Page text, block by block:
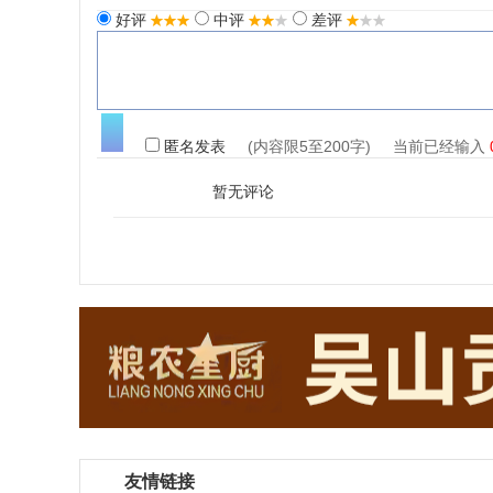
好评 中评 差评
匿名发表 (内容限5至200字) 当前已经输入
暂无评论
友情链接